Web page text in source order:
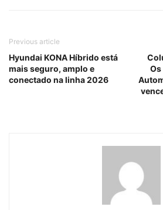
Previous article
Hyundai KONA Híbrido está
mais seguro, amplo e
conectado na linha 2026
Os